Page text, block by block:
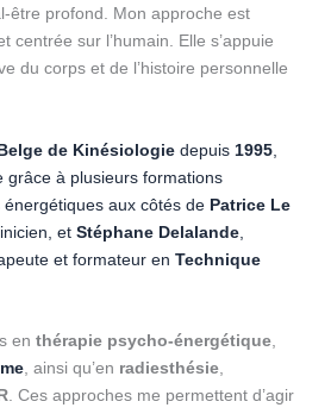
être profond. Mon approche est
centrée sur l’humain. Elle s’appuie
du corps et de l’histoire personnelle
de Kinésiologie depuis 1995
grâce à plusieurs formations
aux côtés de Patrice Le
et Stéphane Delalande
et formateur en Technique
en thérapie psycho-énergétique
, ainsi qu’en radiesthésie
. Ces approches me permettent d’agir